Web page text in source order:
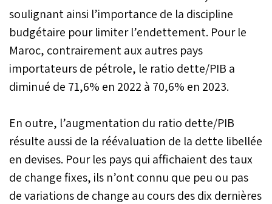
soulignant ainsi l’importance de la discipline
budgétaire pour limiter l’endettement. Pour le
Maroc, contrairement aux autres pays
importateurs de pétrole, le ratio dette/PIB a
diminué de 71,6% en 2022 à 70,6% en 2023.
En outre, l’augmentation du ratio dette/PIB
résulte aussi de la réévaluation de la dette libellée
en devises. Pour les pays qui affichaient des taux
de change fixes, ils n’ont connu que peu ou pas
de variations de change au cours des dix dernières